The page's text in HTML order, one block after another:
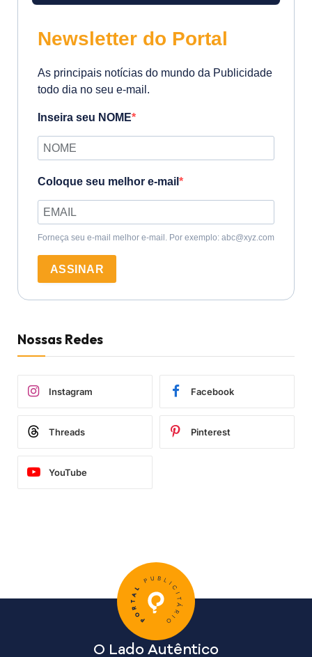
Newsletter do Portal
As principais notícias do mundo da Publicidade
todo dia no seu e-mail.
Inseira seu NOME
Coloque seu melhor e-mail
Forneça seu e-mail melhor e-mail. Por exemplo: abc@xyz.com
ASSINAR
Nossas Redes
Instagram Facebook
Threads Pinterest
YouTube
O Lado Autêntico